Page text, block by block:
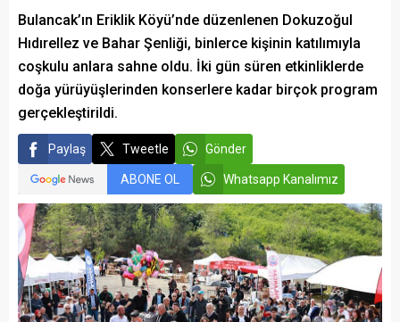
Bulancak’ın Eriklik Köyü’nde düzenlenen Dokuzoğul
Hıdırellez ve Bahar Şenliği, binlerce kişinin katılımıyla
coşkulu anlara sahne oldu. İki gün süren etkinliklerde
doğa yürüyüşlerinden konserlere kadar birçok program
gerçekleştirildi.
Paylaş Tweetle Gönder
ABONE OL Whatsapp Kanalımız